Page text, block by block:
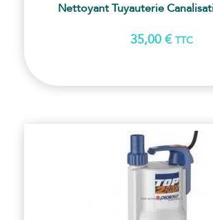
Nettoyant Tuyauterie
35,00 € TTC